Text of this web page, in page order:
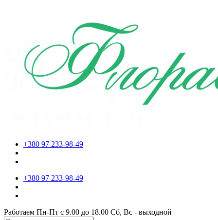
+380 97 233-98-49
+380 97 233-98-49
Работаем Пн-Пт с 9.00 до 18.00 Сб, Вс - выходной